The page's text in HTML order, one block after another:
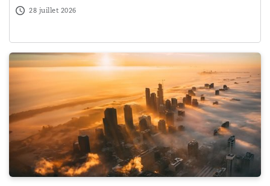
28 juillet 2026
Clyde & Co and FASE partner to launch first-of-its-kind